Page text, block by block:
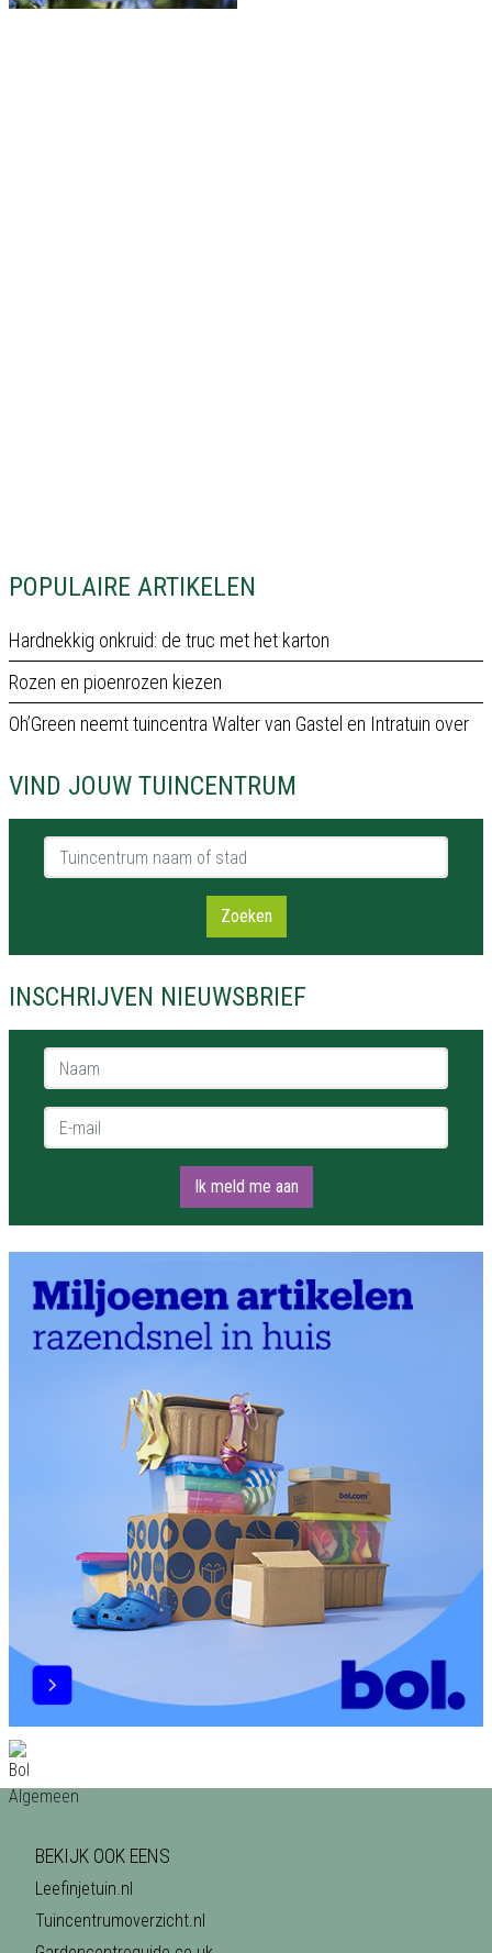
POPULAIRE ARTIKELEN
Hardnekkig onkruid: de truc met het karton
Rozen en pioenrozen kiezen
Oh’Green neemt tuincentra Walter van Gastel en Intratuin over
VIND JOUW TUINCENTRUM
Tuincentrum naam of stad
Zoeken
INSCHRIJVEN NIEUWSBRIEF
Naam *
E-mail *
Ik meld me aan
BEKIJK OOK EENS
Leefinjetuin.nl
Tuincentrumoverzicht.nl